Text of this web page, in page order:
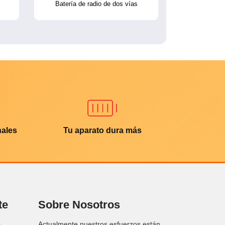
Batería de radio de dos vías
Tu aparato dura más
Sobre Nosotros